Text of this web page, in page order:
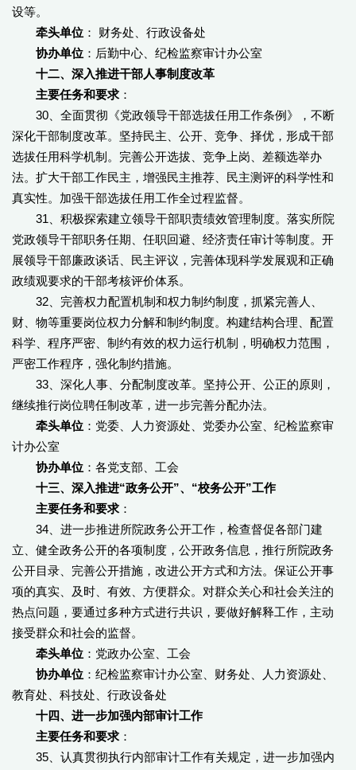
设等。
牵头单位 ： 财务处、行政设备处
协办单位 ：后勤中心、纪检监察审计办公室
十二、深入推进干部人事制度改革
主要任务和要求 ：
30、全面贯彻《党政领导干部选拔任用工作条例》，不断
深化干部制度改革。坚持民主、公开、竞争、择优，形成干部
选拔任用科学机制。完善公开选拔、竞争上岗、差额选举办
法。扩大干部工作民主，增强民主推荐、民主测评的科学性和
真实性。加强干部选拔任用工作全过程监督。
31、积极探索建立领导干部职责绩效管理制度。落实所院
党政领导干部职务任期、任职回避、经济责任审计等制度。开
展领导干部廉政谈话、民主评议，完善体现科学发展观和正确
政绩观要求的干部考核评价体系。
32、完善权力配置机制和权力制约制度，抓紧完善人、
财、物等重要岗位权力分解和制约制度。构建结构合理、配置
科学、程序严密、制约有效的权力运行机制，明确权力范围，
严密工作程序，强化制约措施。
33、深化人事、分配制度改革。坚持公开、公正的原则，
继续推行岗位聘任制改革，进一步完善分配办法。
牵头单位 ：党委、人力资源处、党委办公室、纪检监察审
计办公室
协办单位 ：各党支部、工会
十三、深入推进“政务公开”、“校务公开”工作
主要任务和要求 ：
34、进一步推进所院政务公开工作，检查督促各部门建
立、健全政务公开的各项制度，公开政务信息，推行所院政务
公开目录、完善公开措施，改进公开方式和方法。保证公开事
项的真实、及时、有效、方便群众。对群众关心和社会关注的
热点问题，要通过多种方式进行共识，要做好解释工作，主动
接受群众和社会的监督。
牵头单位 ：党政办公室、工会
协办单位 ：纪检监察审计办公室、财务处、人力资源处、
教育处、科技处、行政设备处
十四、进一步加强内部审计工作
主要任务和要求 ：
35、认真贯彻执行内部审计工作有关规定，进一步加强内